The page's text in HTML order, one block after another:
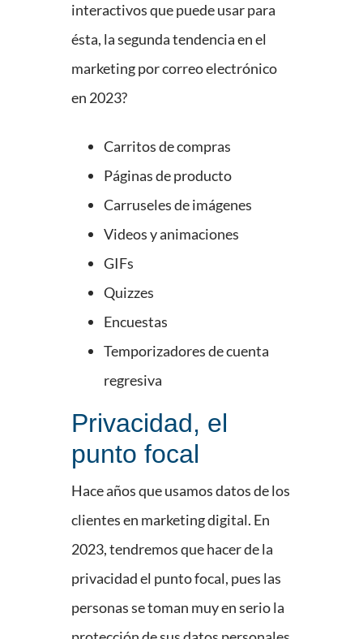
interactivos que puede usar para
ésta, la segunda tendencia en el
marketing por correo electrónico
en 2023?
Carritos de compras
Páginas de producto
Carruseles de imágenes
Videos y animaciones
GIFs
Quizzes
Encuestas
Temporizadores de cuenta
regresiva
Privacidad, el
punto focal
Hace años que usamos datos de los
clientes en marketing digital. En
2023, tendremos que hacer de la
privacidad el punto focal, pues las
personas se toman muy en serio la